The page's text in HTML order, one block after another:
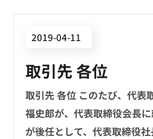
2019-04-11
取引先 各位
取引先 各位 このたび、代表
福史郎が、代表取締役会長
が後任として、代表取締役